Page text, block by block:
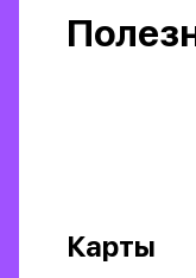
Карты